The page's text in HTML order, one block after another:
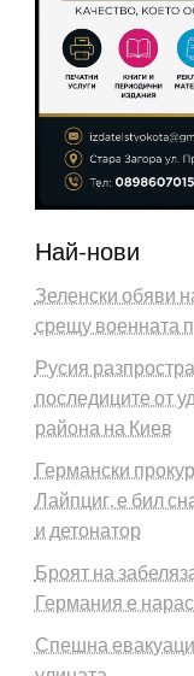
Най-нови
Зеленски обяви
срещу военната
Русия
последиците от
района на Киев
Германски
Лайпциг, е бил
и детонатор
Броят на
Германия е
Спешна